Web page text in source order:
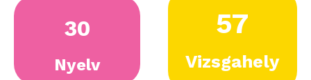
30
Nyelv
60
Vizsgahely